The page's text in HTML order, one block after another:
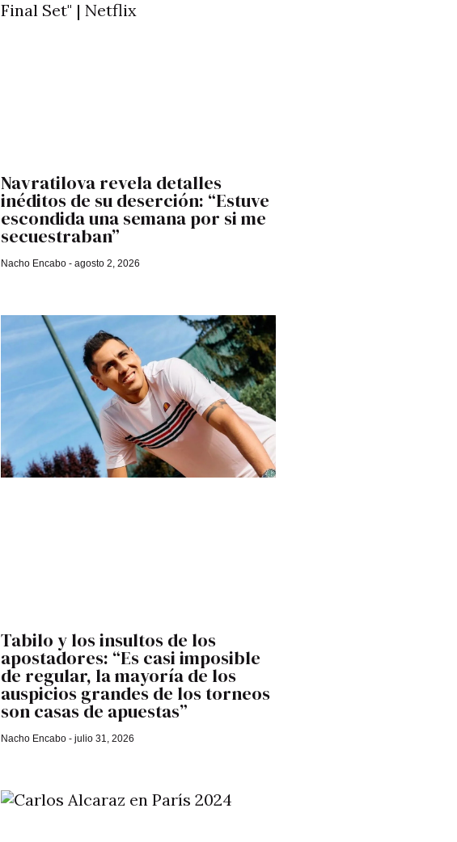
Navratilova revela detalles
inéditos de su deserción: “Estuve
escondida una semana por si me
secuestraban”
Nacho Encabo agosto 2, 2026
Tabilo y los insultos de los
apostadores: “Es casi imposible
de regular, la mayoría de los
auspicios grandes de los torneos
son casas de apuestas”
Nacho Encabo julio 31, 2026